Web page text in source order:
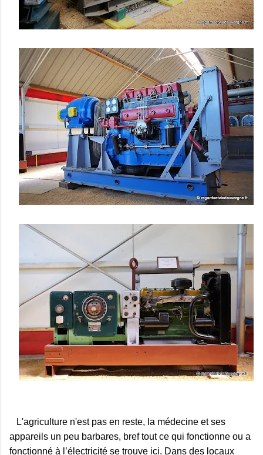
L'agriculture n'est pas en reste, la médecine et ses
appareils un peu barbares, bref tout ce qui fonctionne ou a
fonctionné à l’électricité se trouve ici. Dans des locaux